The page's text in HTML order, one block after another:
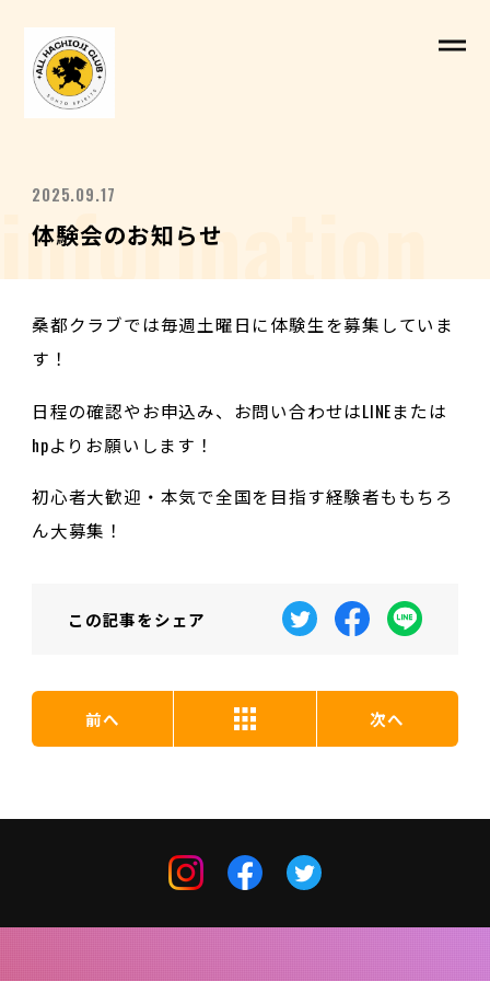
information
2025.09.17
体験会のお知らせ
桑都クラブでは毎週土曜日に体験生を募集していま
す！
日程の確認やお申込み、お問い合わせはLINEまたは
hpよりお願いします！
初心者大歓迎・本気で全国を目指す経験者ももちろ
ん大募集！
この記事をシェア
前へ 次へ